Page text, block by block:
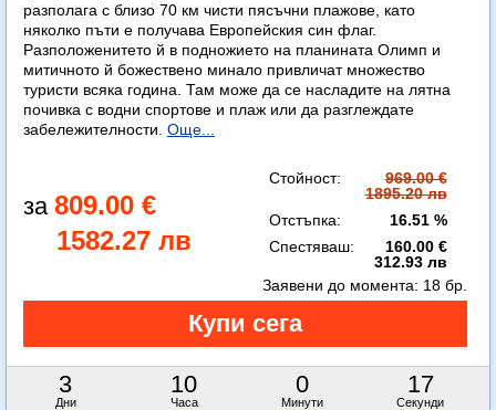
разполага с близо 70 км чисти пясъчни плажове, като
няколко пъти е получава Европейския син флаг.
Разположенитето й в подножието на планината Олимп и
митичното й божествено минало привличат множество
туристи всяка година. Там може да се насладите на лятна
почивка с водни спортове и плаж или да разглеждате
забележителности. Още...
809.00 €
1582.27 лв
Стойност:
969.00 €
1895.20 лв
Отстъпка:
16.51 %
Спестяваш:
160.00 €
312.93 лв
3
Дни
10
Часа
0
Минути
16
Секунди
Заявени до момента: 18 бр.